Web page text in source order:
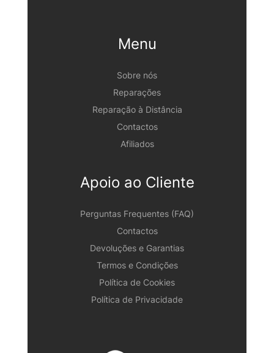
Menu
Sobre nós
Reparações
Reparação à Distância
Contactos
Afiliados
Apoio ao Cliente
Perguntas Frequentes (FAQ)
Contactos
Devoluções e Garantias
Termos e Condições
Política de Cookies
Política de Privacidade